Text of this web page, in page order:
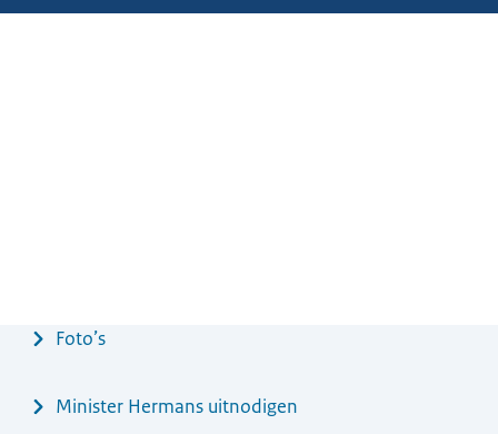
MenuFoto’s
Minister Hermans uitnodigen